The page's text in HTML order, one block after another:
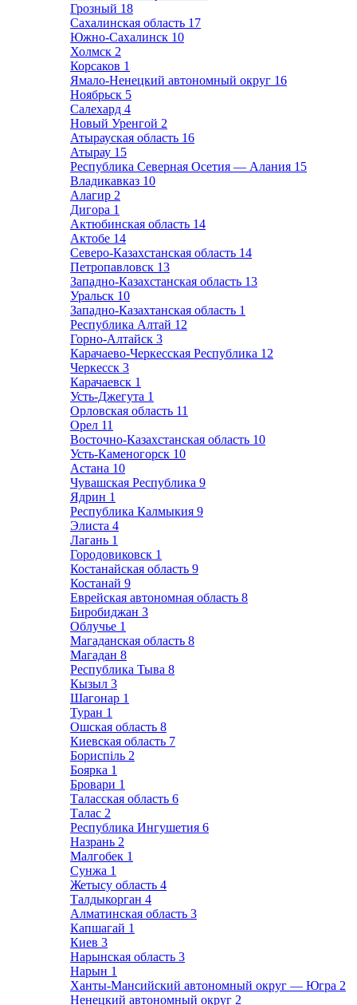
Грозный 18
Сахалинская область 17
Южно-Сахалинск 10
Холмск 2
Корсаков 1
Ямало-Ненецкий автономный округ 16
Ноябрьск 5
Салехард 4
Новый Уренгой 2
Атырауская область 16
Атырау 15
Республика Северная Осетия — Алания 15
Владикавказ 10
Алагир 2
Дигора 1
Актюбинская область 14
Актобе 14
Северо-Казахстанская область 14
Петропавловск 13
Западно-Казахстанская область 13
Уральск 10
Западно-Казахтанская область 1
Республика Алтай 12
Горно-Алтайск 3
Карачаево-Черкесская Республика 12
Черкесск 3
Карачаевск 1
Усть-Джегута 1
Орловская область 11
Орел 11
Восточно-Казахстанская область 10
Усть-Каменогорск 10
Астана 10
Чувашская Республика 9
Ядрин 1
Республика Калмыкия 9
Элиста 4
Лагань 1
Городовиковск 1
Костанайская область 9
Костанай 9
Еврейская автономная область 8
Биробиджан 3
Облучье 1
Магаданская область 8
Магадан 8
Республика Тыва 8
Кызыл 3
Шагонар 1
Туран 1
Ошская область 8
Киевская область 7
Бориспіль 2
Боярка 1
Бровари 1
Таласская область 6
Талас 2
Республика Ингушетия 6
Назрань 2
Малгобек 1
Сунжа 1
Жетысу область 4
Талдыкорган 4
Алматинская область 3
Капшагай 1
Киев 3
Нарынская область 3
Нарын 1
Ханты-Мансийский автономный округ — Югра 2
Ненецкий автономный округ 2